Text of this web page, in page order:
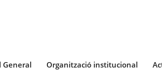
General Organització institucional